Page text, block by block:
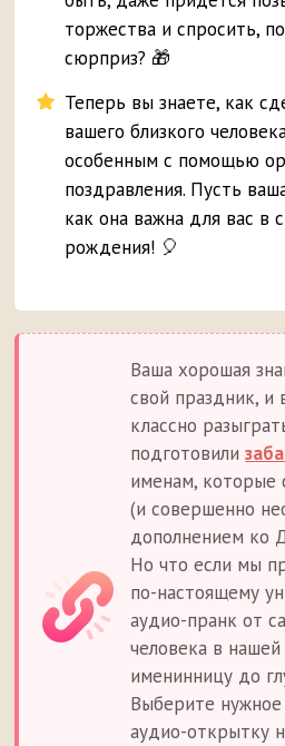
торжества и спросить,
сюрприз? 🎁
Теперь вы знаете, как
вашего близкого
особенным с помощью
поздравления. Пусть
как она важна для вас в
рождения! 🎈
Ваша хорошая
свой праздник, и
классно
подготовили
именам, которые
(и совершенно
дополнением ко
Но что если мы
по-настоящему
аудио-пранк от
человека в
именинницу до
Выберите
аудио-открытку